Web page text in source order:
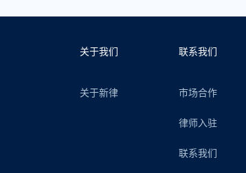
关于我们
关于新律
联系我们
市场合作
律师入驻
联系我们